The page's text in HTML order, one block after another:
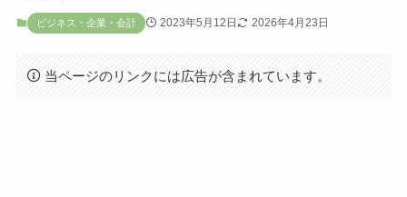
ビジネス・企業・会計 2023年5月12日 2026年4月23日
当ページのリンクには広告が含まれています。